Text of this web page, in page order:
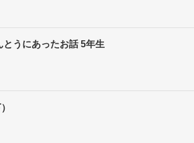
とうにあったお話 5年生